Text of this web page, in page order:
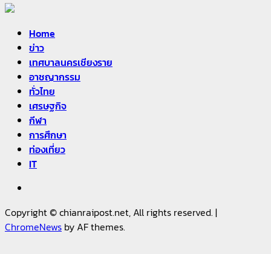
Home
ข่าว
เทศบาลนครเชียงราย
อาชญากรรม
ทั่วไทย
เศรษฐกิจ
กีฬา
การศึกษา
ท่องเที่ยว
IT
Copyright © chianraipost.net, All rights reserved. |
ChromeNews by AF themes.